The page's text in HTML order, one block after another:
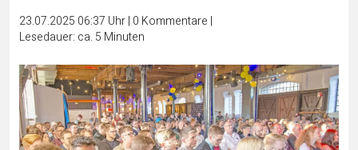
23.07.2025 06:37 Uhr| 0 Kommentare |
Lesedauer: ca. 5 Minuten